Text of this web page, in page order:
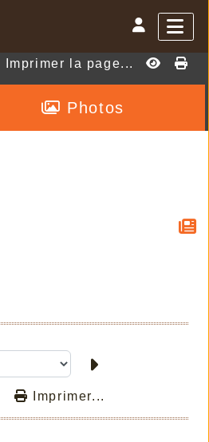
Imprimer la page...
Photos
Imprimer...